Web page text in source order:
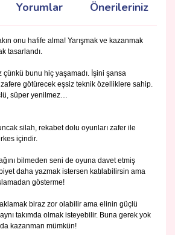
Yorumlar Önerileriniz
onu hafife alma! Yarışmak ve kazanmak
tasarlandı.
çünkü bunu hiç yaşamadı. İşini şansa
götürecek eşsiz teknik özelliklere sahip.
süper yenilmez…
silah, rekabet dolu oyunları zafer ile
içindir.
bilmeden seni de oyuna davet etmiş
daha yazmak istersen katılabilirsin ama
gösterme!
biraz zor olabilir ama elinin güçlü
takımda olmak isteyebilir. Buna gerek yok
kazanman mümkün!